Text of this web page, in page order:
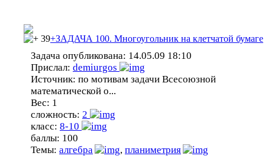
39+ЗАДАЧА 100. Многоугольник на клетчатой бумаге
Задача опубликована: 14.05.09 18:10
Прислал: demiurgos
Источник: по мотивам задачи Всесоюзной
математической о...
Вес: 1
сложность: 2
класс: 8-10
баллы: 100
Темы: алгебра , планиметрия